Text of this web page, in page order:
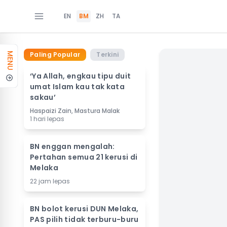
EN BM ZH TA
MENU Paling Popular Terkini
‘Ya Allah, engkau tipu duit
umat Islam kau tak kata
sakau’
Haspaizi Zain, Mastura Malak
1 hari lepas
BN enggan mengalah:
Pertahan semua 21 kerusi di
Melaka
22 jam lepas
BN bolot kerusi DUN Melaka,
PAS pilih tidak terburu-buru